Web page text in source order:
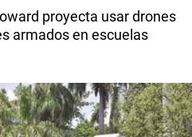
proyecta usar drones
armados en escuelas